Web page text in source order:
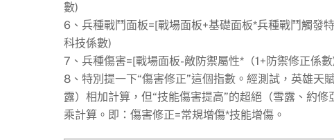
數)
6、兵種戰鬥面板=[戰場面板+基礎面板*兵種戰鬥觸發
科技係數)
7、兵種傷害=[戰場面板-敵防禦屬性*（1+防禦修正係
8、特別提一下“傷害修正”這個指數。經測試，英雄天
露）相加計算，但“技能傷害提高”的超絕（雪露、約
乘計算。即：傷害修正=常規增傷*技能增傷。